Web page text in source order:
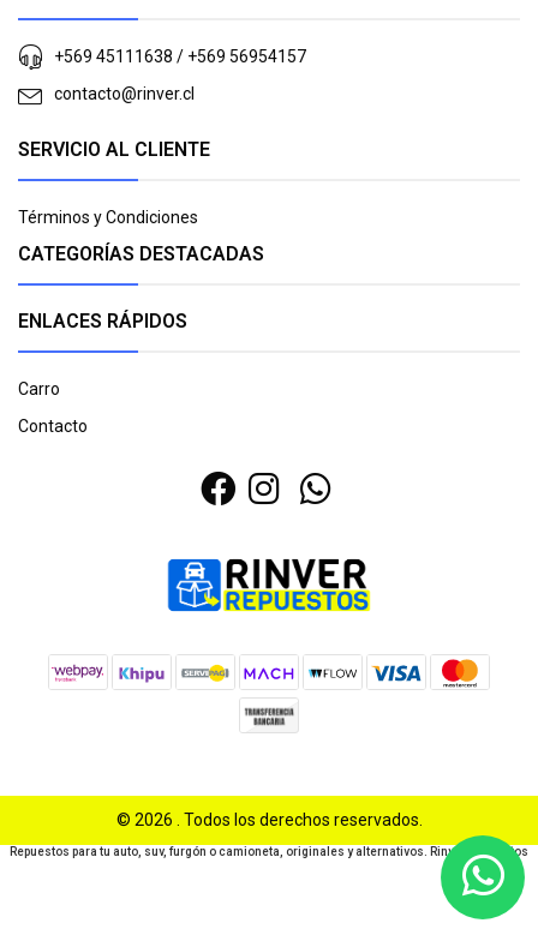
+569 45111638 / +569 56954157
contacto@rinver.cl
SERVICIO AL CLIENTE
Términos y Condiciones
CATEGORÍAS DESTACADAS
ENLACES RÁPIDOS
Carro
Contacto
© 2026 . Todos los derechos reservados.
Repuestos para tu auto, suv, furgón o camioneta, originales y alternativos. Rinver Repuestos